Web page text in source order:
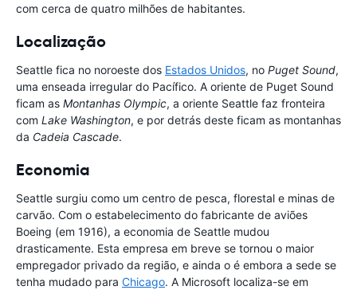
com cerca de quatro milhões de habitantes.
Localização
Seattle fica no noroeste dos Estados Unidos, no Puget Sound,
uma enseada irregular do Pacífico. A oriente de Puget Sound
ficam as Montanhas Olympic, a oriente Seattle faz fronteira
com Lake Washington, e por detrás deste ficam as montanhas
da Cadeia Cascade.
Economia
Seattle surgiu como um centro de pesca, florestal e minas de
carvão. Com o estabelecimento do fabricante de aviões
Boeing (em 1916), a economia de Seattle mudou
drasticamente. Esta empresa em breve se tornou o maior
empregador privado da região, e ainda o é embora a sede se
tenha mudado para Chicago. A Microsoft localiza-se em